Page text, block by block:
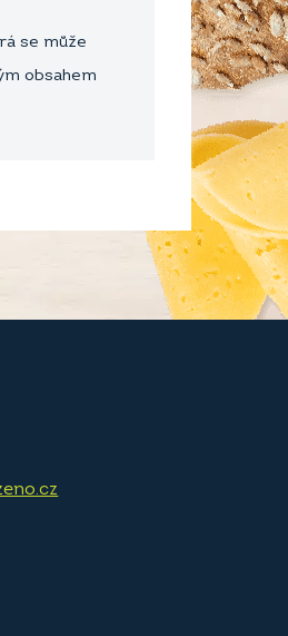
se může
obsahem